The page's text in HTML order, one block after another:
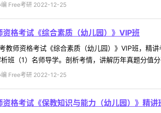
编 Free考研 2022-12-25
格考试《综合素质（幼儿园）》VIP班
教师资格考试《综合素质（幼儿园）》VIP班，精
班（1）名师导学。剖析考情，讲解历年真题分值
编 Free考研 2022-12-25
格考试《保教知识与能力（幼儿园）》精讲